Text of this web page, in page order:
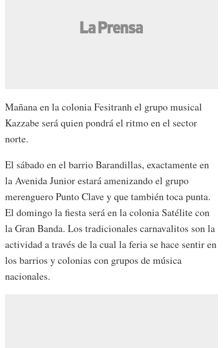
Mañana en la colonia Fesitranh el grupo musical
Kazzabe será quien pondrá el ritmo en el sector
norte.
El sábado en el barrio Barandillas, exactamente en
la Avenida Junior estará amenizando el grupo
merenguero Punto Clave y que también toca punta.
El domingo la fiesta será en la colonia Satélite con
la Gran Banda. Los tradicionales carnavalitos son la
actividad a través de la cual la feria se hace sentir en
los barrios y colonias con grupos de música
nacionales.